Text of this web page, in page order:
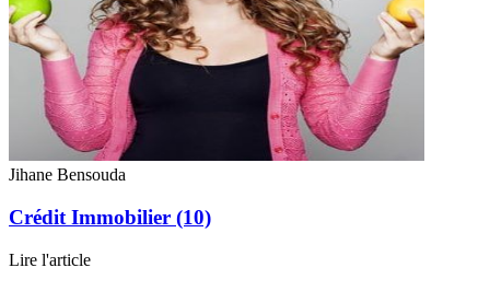
Jihane Bensouda
Crédit Immobilier (10)
Lire l'article